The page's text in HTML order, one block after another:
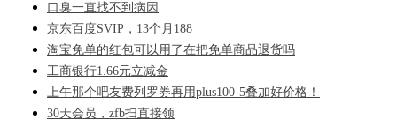
口臭一直找不到病因
京东百度SVIP，13个月188
淘宝免单的红包可以用了在把免单商品退货吗
工商银行1.66元立减金
上午那个吧友费列罗券再用plus100-5叠加好价格！
30天会员，zfb扫直接领